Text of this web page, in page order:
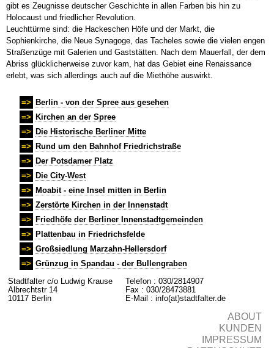
Berliner Dom
Dt. Historisches Museum Pei-Anbau
Marienkirche
St.Johannes-Evangelist-Kirche
gibt es Zeugnisse deutscher Geschichte in allen Farben bis hin zu
Holocaust und friedlicher Revolution.
Leuchttürme sind: die Hackeschen Höfe und der Markt, die
Sophienkirche, die Neue Synagoge, das Tacheles sowie die vielen engen
Straßenzüge mit Galerien und Gaststätten. Nach dem Mauerfall, der dem
Abriss glücklicherweise zuvor kam, hat das Gebiet eine Renaissance
erlebt, was sich allerdings auch auf die Miethöhe auswirkt.
=>
Berlin - von der Spree aus gesehen
=>
Kirchen an der Spree
=>
Die Historische Berliner Mitte
=>
Rund um den Bahnhof Friedrichstraße
=>
Der Potsdamer Platz
=>
Die City-West
=>
Moabit - eine Insel mitten in Berlin
=> Zerstörte Kirchen in der Innenstadt
=>
Friedhöfe der Berliner Innenstadtgemeinden
=>
Plattenbau in Friedrichsfelde
=> Großsiedlung Marzahn-Hellersdorf
=> Grünzug in Spandau - der Bullengraben
Stadtfalter c/o Ludwig Krause
Albrechtstr 14
10117 Berlin
Telefon : 030/2814907
Fax : 030/28473881
E-Mail : info(at)stadtfalter.de
ABOUT
KUNDEN
IMPRESSUM